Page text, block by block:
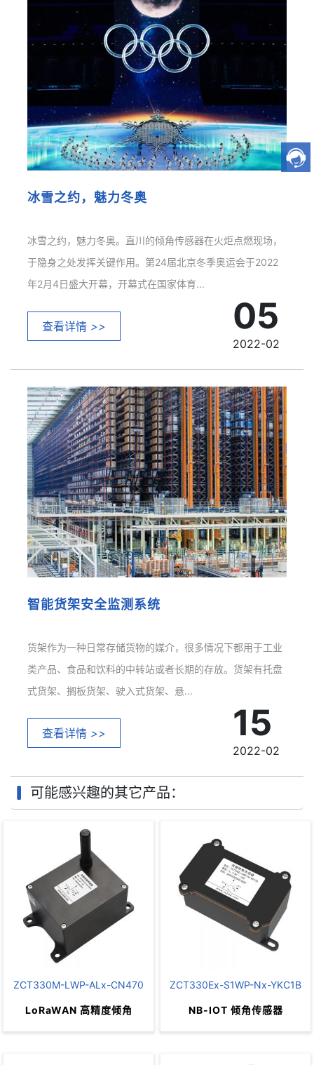
冰雪之约，魅力冬奥
冰雪之约，魅力冬奥。直川的倾角传感器在火炬点燃现场，
于隐身之处发挥关键作用。第24届北京冬季奥运会于2022
年2月4日盛大开幕，开幕式在国家体育...
查看详情 >> 05
2022-02
智能货架安全监测系统
货架作为一种日常存储货物的媒介，很多情况下都用于工业
类产品、食品和饮料的中转站或者长期的存放。货架有托盘
式货架、搁板货架、驶入式货架、悬...
查看详情 >> 15
2022-02
可能感兴趣的其它产品：
ZCT330M-LWP-ALx-CN470
LoRaWAN 高精度倾角
性能稳定、可靠
ZCT330Ex-S1WP-Nx-YKC1B
NB-IOT 倾角传感器
极低的功耗，电池供电可长时间
工作
全部采用工业器件，性能稳定、
可靠